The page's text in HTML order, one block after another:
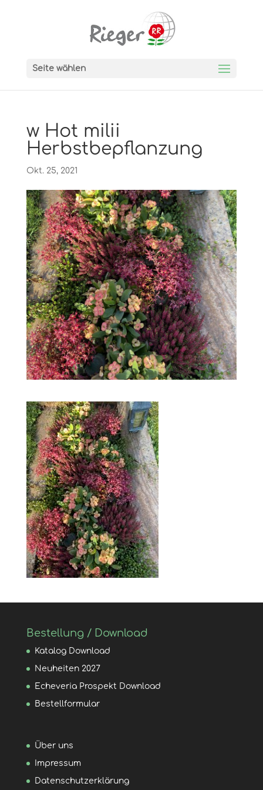
Seite wählen
w Hot milii
Herbstbepflanzung
Okt. 25, 2021
Bestellung / Download
Katalog Download
Neuheiten 2027
Echeveria Prospekt Download
Bestellformular
Über uns
Impressum
Datenschutzerklärung